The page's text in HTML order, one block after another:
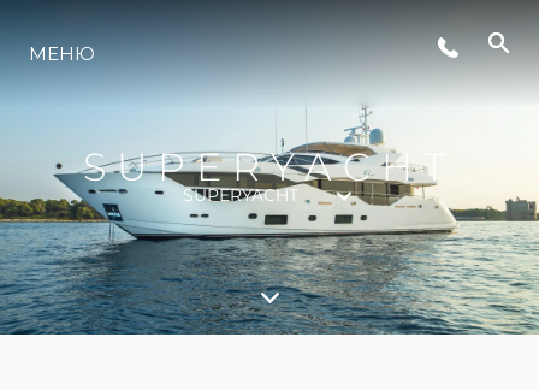
СЪБИТИЯ
ЛАЙФСТАЙЛ
ИНОВАЦИЯ
КОМПАНИЯТА
МЕНЮ
SUPERYACHT
SUPERYACHT